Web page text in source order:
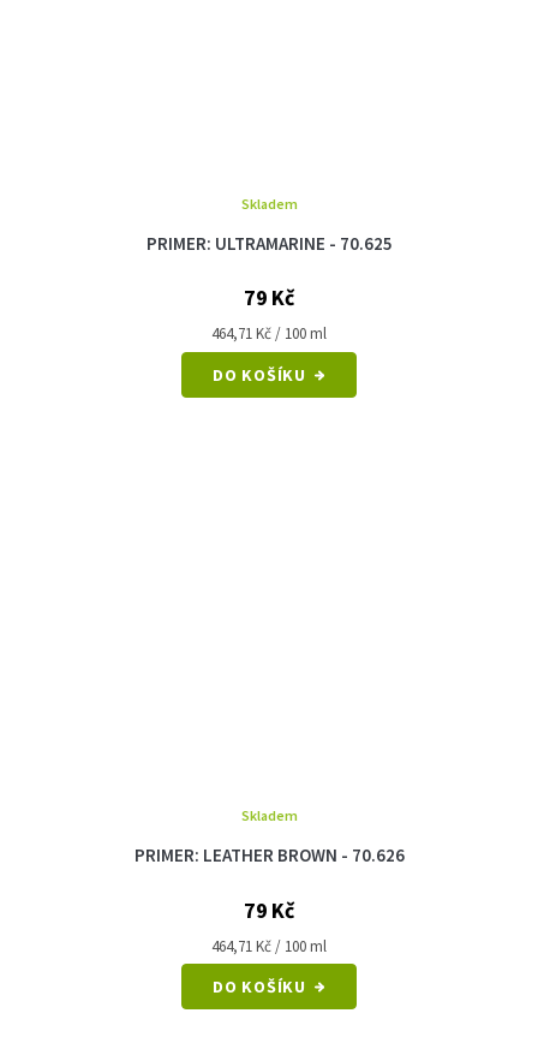
PRIMER: ULTRAMARINE - 70.625
Skladem
79 Kč
Měrná
cena:
464,71 Kč / 100 ml
DO KOŠÍKU
PRIMER: LEATHER BROWN - 70.626
Skladem
79 Kč
Měrná
cena:
464,71 Kč / 100 ml
DO KOŠÍKU